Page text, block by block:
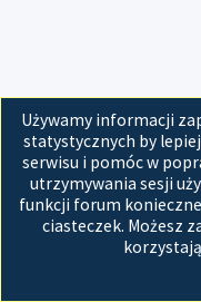
Używamy informacji
statystycznych by
serwisu i pomóc w
utrzymywania sesji
funkcji forum
ciasteczek. Możesz